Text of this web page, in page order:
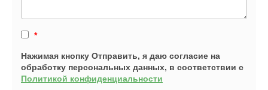
*
Нажимая кнопку Отправить, я даю согласие на
обработку персональных данных, в соответствии с
Политикой конфиденциальности